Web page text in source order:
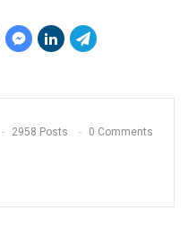
2958 Posts 0 Comments